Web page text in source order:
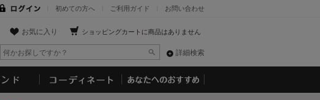
お問い合わせ
ご利用ガイド
初めての方へ
ショッピングカートに商品はありません
お気に入り
詳細検索